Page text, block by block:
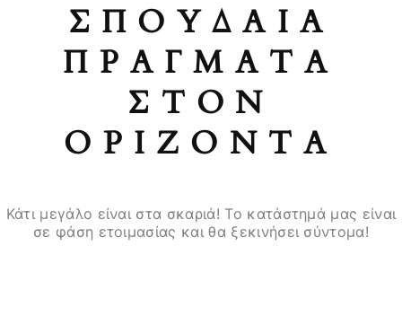
ΣΠΟΥΔΑΊΑ
ΠΡΆΓΜΑΤΑ
ΣΤΟΝ
ΟΡΊΖΟΝΤΑ
Κάτι μεγάλο είναι στα σκαριά! Το κατάστημά μας είναι
σε φάση ετοιμασίας και θα ξεκινήσει σύντομα!